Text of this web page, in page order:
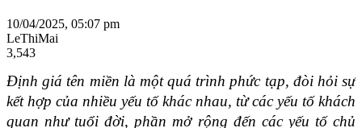
10/04/2025, 05:07 pm
LeThiMai
3,543
Định giá tên miền là một quá trình phức tạp, đòi hỏi sự
kết hợp của nhiều yếu tố khác nhau, từ các yếu tố khách
quan như tuổi đời, phần mở rộng đến các yếu tố chủ